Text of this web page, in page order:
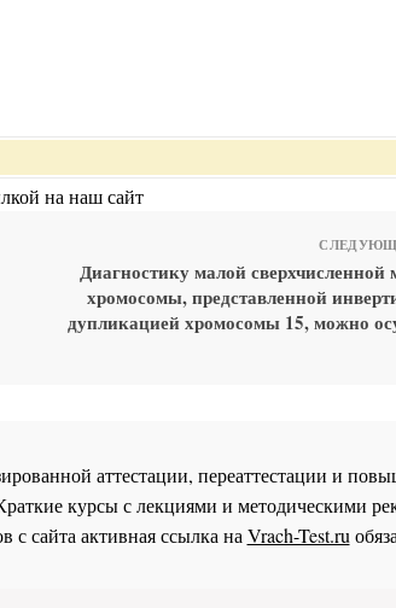
на наш сайт
Диагностику малой сверхчисленной
хромосомы, представленной
дупликацией хромосомы 15, можно
аттестации, переаттестации и
курсы с лекциями и методическими
с сайта активная ссылка на Vrach-Test.ru